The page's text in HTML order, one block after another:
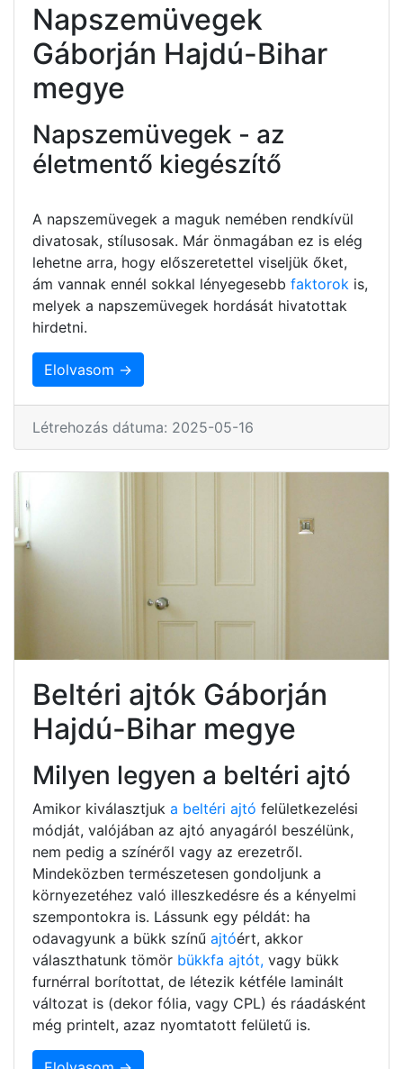
Napszemüvegek
Gáborján Hajdú-Bihar
megye
Napszemüvegek - az
életmentő kiegészítő
A napszemüvegek a maguk nemében rendkívül
divatosak, stílusosak. Már önmagában ez is elég
lehetne arra, hogy előszeretettel viseljük őket,
ám vannak ennél sokkal lényegesebb faktorok is,
melyek a napszemüvegek hordását hivatottak
hirdetni.
Elolvasom →
Létrehozás dátuma: 2025-05-16
Beltéri ajtók Gáborján
Hajdú-Bihar megye
Milyen legyen a beltéri ajtó
Amikor kiválasztjuk a beltéri ajtó felületkezelési
módját, valójában az ajtó anyagáról beszélünk,
nem pedig a színéről vagy az erezetről.
Mindeközben természetesen gondoljunk a
környezetéhez való illeszkedésre és a kényelmi
szempontokra is. Lássunk egy példát: ha
odavagyunk a bükk színű ajtóért, akkor
választhatunk tömör bükkfa ajtót, vagy bükk
furnérral borítottat, de létezik kétféle laminált
változat is (dekor fólia, vagy CPL) és ráadásként
még printelt, azaz nyomtatott felületű is.